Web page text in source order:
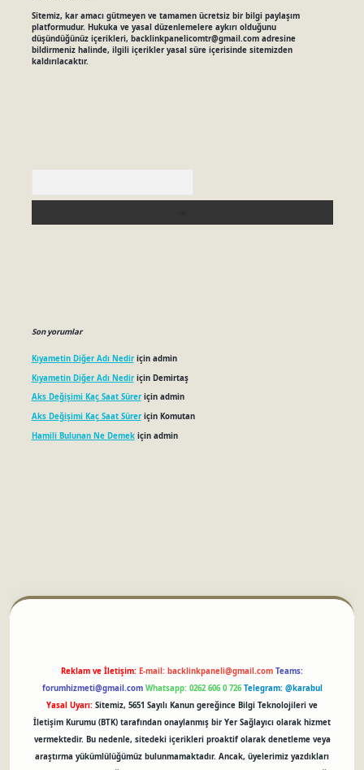
Sitemiz, kar amacı gütmeyen ve tamamen ücretsiz bir bilgi paylaşım
platformudur. Hukuka ve yasal düzenlemelere aykırı olduğunu
düşündüğünüz içerikleri, backlinkpanelicomtr@gmail.comadresine
bildirmeniz halinde, ilgili içerikler yasal süre içerisinde sitemizden
kaldırılacaktır.
Son yorumlar
Kıyametin Diğer Adı Nediriçin admin
Kıyametin Diğer Adı Nediriçin Demirtaş
Aks Değişimi Kaç Saat Süreriçin admin
Aks Değişimi Kaç Saat Süreriçin Komutan
Hamili Bulunan Ne Demekiçin admin
Reklam ve İletişim: E-mail: backlinkpaneli@gmail.com Teams:
forumhizmeti@gmail.com Whatsapp: 0262 606 0 726 Telegram: @karabul
Yasal Uyarı: Sitemiz, 5651 Sayılı Kanun gereğince Bilgi Teknolojileri ve
İletişim Kurumu (BTK) tarafından onaylanmış bir Yer Sağlayıcı olarak hizmet
vermektedir. Bu nedenle, sitedeki içerikleri proaktif olarak denetleme veya
araştırma yükümlülüğümüz bulunmamaktadır. Ancak, üyelerimiz yazdıkları